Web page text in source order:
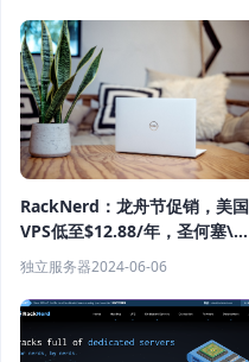
RackNerd：龙舟节促销，美国
VPS低至$12.88/年，圣何塞\西
雅图\阿什本\纽约机房
独立服务器2024-06-06